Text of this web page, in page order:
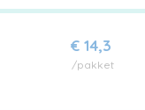
€ 14,3
/pakket